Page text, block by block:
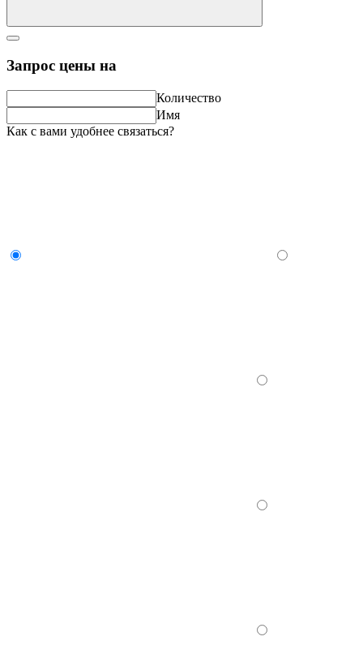
Запрос цены на
Количество
Имя
Как с вами удобнее связаться?